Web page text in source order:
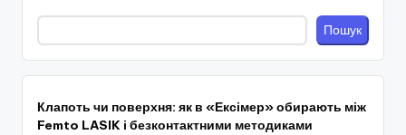
Пошук
Клапоть чи поверхня: як в «Ексімер» обирають між
Femto LASIK і безконтактними методиками